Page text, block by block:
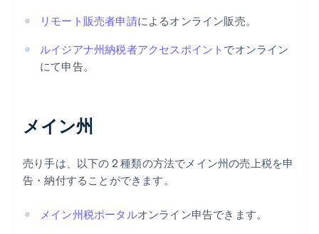
リモート販売者申請によるオンライン販売。
ルイジアナ州納税者アクセスポイント でオンライン
にて申告。
メイン州
売り手は、以下の 2 種類の方法でメイン州の売上税を申
告・納付することができます。
メイン州税ポータルオンライン申告できます。